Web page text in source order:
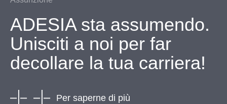
ADESIA sta assumendo.
Unisciti a noi per far
decollare la tua carriera!
Per saperne di più